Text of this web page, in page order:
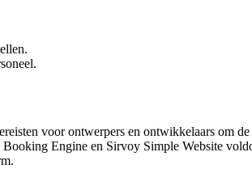
voor ontwerpers en ontwikkelaars om
Engine en Sirvoy Simple Website